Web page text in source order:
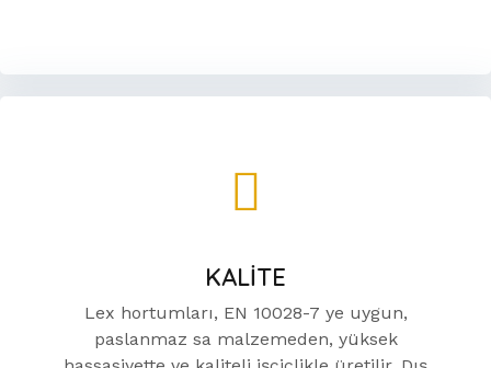
KALİTE
Lex hortumları, EN 10028-7 ye uygun,
paslanmaz sa malzemeden, yüksek